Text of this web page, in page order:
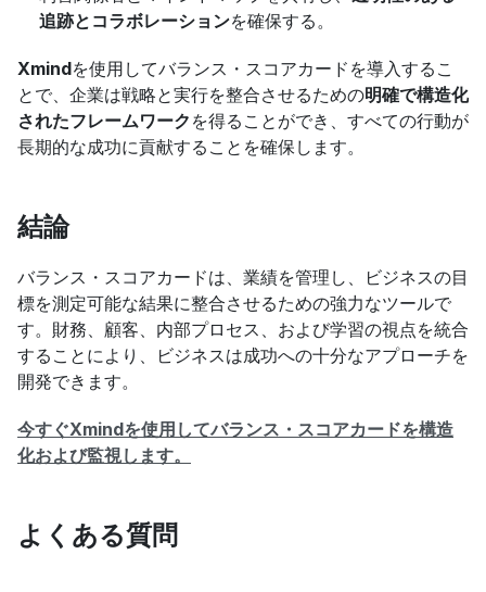
追跡とコラボレーションを確保する。
Xmindを使用してバランス・スコアカードを導入するこ
とで、企業は戦略と実行を整合させるための明確で構造化
されたフレームワーク を得ることができ、すべての行動が
長期的な成功に貢献することを確保します。
結論
バランス・スコアカードは、業績を管理し、ビジネスの目
標を測定可能な結果に整合させるための強力なツールで
す。財務、顧客、内部プロセス、および学習の視点を統合
することにより、ビジネスは成功への十分なアプローチを
開発できます。
今すぐXmindを使用してバランス・スコアカードを構造
化および監視します。
よくある質問